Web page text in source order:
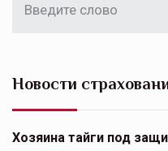
Новости
Хозяина тайги под